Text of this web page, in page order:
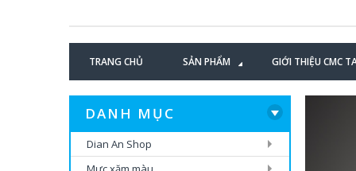
TRANG CHỦ SẢN PHẨM GIỚI THIỆU CMC
DANH MỤC
Dian An Shop